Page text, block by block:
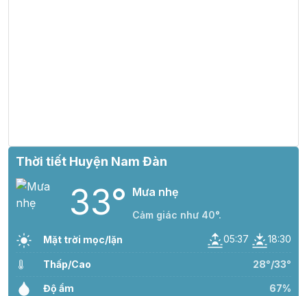
Thời tiết Huyện Nam Đàn
33° Mưa nhẹ
Cảm giác như 40°.
Mặt trời mọc/lặn 05:37 18:30
Thấp/Cao 28°/33°
Độ ẩm 67%